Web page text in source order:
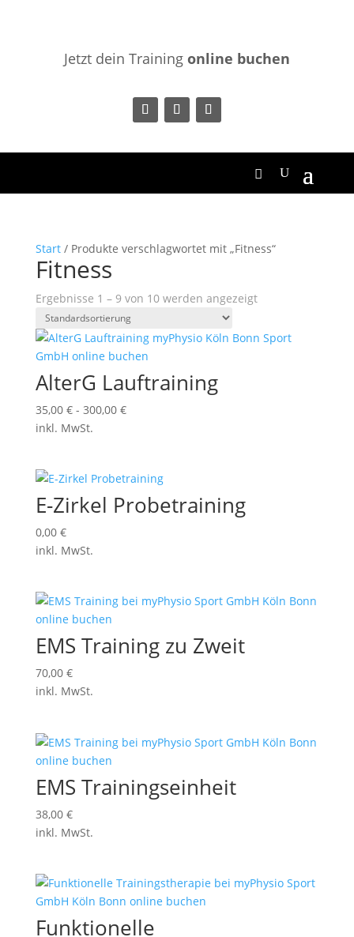
Jetzt dein Training online buchen
Start/ Produkte verschlagwortet mit „Fitness“
Fitness
Ergebnisse 1 – 9 von 10 werden angezeigt
AlterG Lauftraining
35,00 €- 300,00 €
inkl. MwSt.
E-Zirkel Probetraining
0,00 €
inkl. MwSt.
EMS Training zu Zweit
70,00 €
inkl. MwSt.
EMS Trainingseinheit
38,00 €
inkl. MwSt.
Funktionelle